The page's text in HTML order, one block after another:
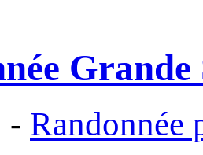
Grande
- Randonnée